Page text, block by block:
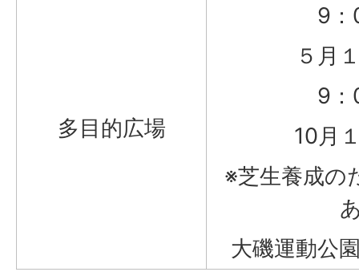
多目的広場
9：
５月
9：
10月
※芝生養成の
大磯運動公